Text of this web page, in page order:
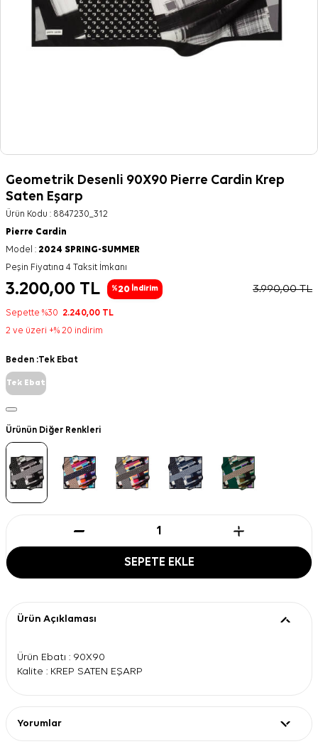
Geometrik Desenli 90X90 Pierre Cardin Krep
Saten Eşarp
Ürün Kodu : 8847230_312
Pierre Cardin
Model : 2024 SPRING-SUMMER
Peşin Fiyatına 4 Taksit İmkanı
3.200,00 TL %20 İndirim 3.990,00TL
Sepette %30 2.240,00 TL
2 ve üzeri +% 20 indirim
Beden :Tek Ebat
Tek Ebat
Ürünün Diğer Renkleri
SEPETE EKLE
Ürün Açıklaması
Ürün Ebatı : 90X90
Kalite : KREP SATEN EŞARP
Yorumlar